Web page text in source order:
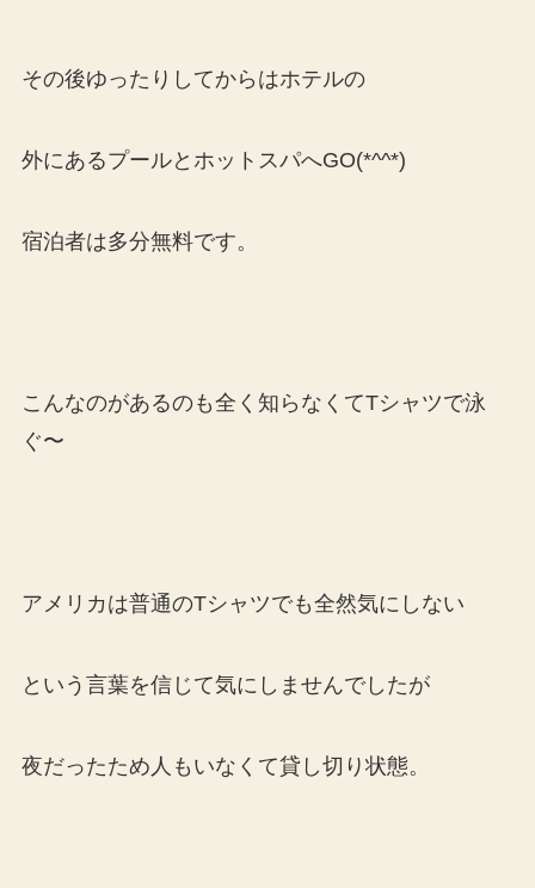
その後ゆったりしてからはホテルの
外にあるプールとホットスパへGO(*^^*)
宿泊者は多分無料です。
こんなのがあるのも全く知らなくてTシャツで泳
ぐ〜
アメリカは普通のTシャツでも全然気にしない
という言葉を信じて気にしませんでしたが
夜だったため人もいなくて貸し切り状態。